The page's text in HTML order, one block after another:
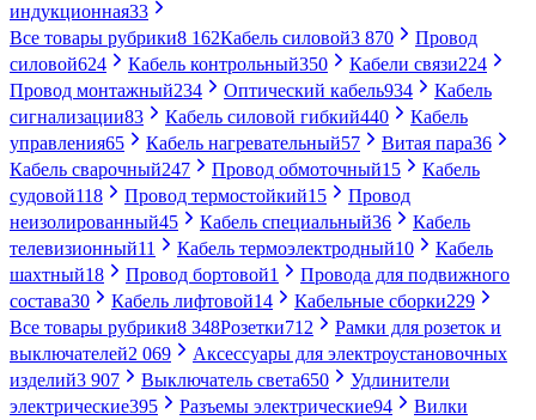
индукционная33
Все товары рубрики8 162Кабель силовой3 870
Провод
силовой624 Кабель контрольный350 Кабели связи224
Провод монтажный234 Оптический кабель934
Кабель
сигнализации83 Кабель силовой гибкий440
Кабель
управления65 Кабель нагревательный57 Витая пара36
Кабель сварочный247 Провод обмоточный15
Кабель
судовой118 Провод термостойкий15
Провод
неизолированный45 Кабель специальный36
Кабель
телевизионный11 Кабель термоэлектродный10
Кабель
шахтный18 Провод бортовой1
Провода для подвижного
состава30 Кабель лифтовой14 Кабельные сборки229
Все товары рубрики8 348Розетки712
Рамки для розеток и
выключателей2 069
Аксессуары для электроустановочных
изделий3 907 Выключатель света650
Удлинители
электрические395 Разъемы электрические94
Вилки